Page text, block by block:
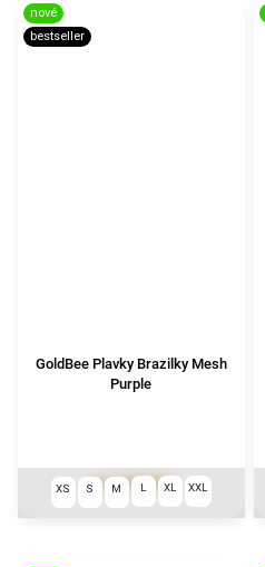
nové
bestseller
GoldBee Plavky Brazilky Mesh
Purple
od1 290 Kč
XS S M L XL XXL